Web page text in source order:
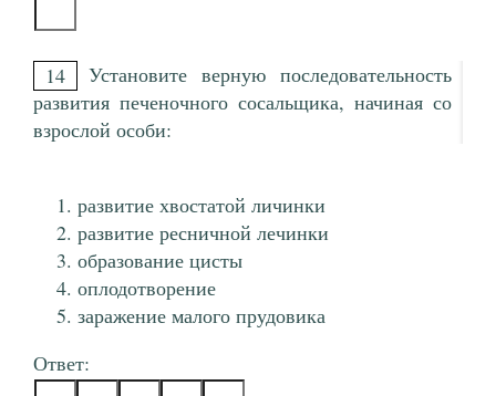
14
Установите верную последовательность
развития печеночного сосальщика, начиная со
взрослой особи:
развитие хвостатой личинки
развитие ресничной лечинки
образование цисты
оплодотворение
заражение малого прудовика
Ответ: